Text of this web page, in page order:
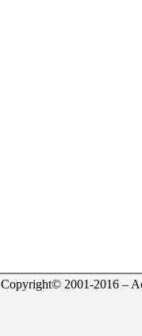
Copyright© 2001-2016 –